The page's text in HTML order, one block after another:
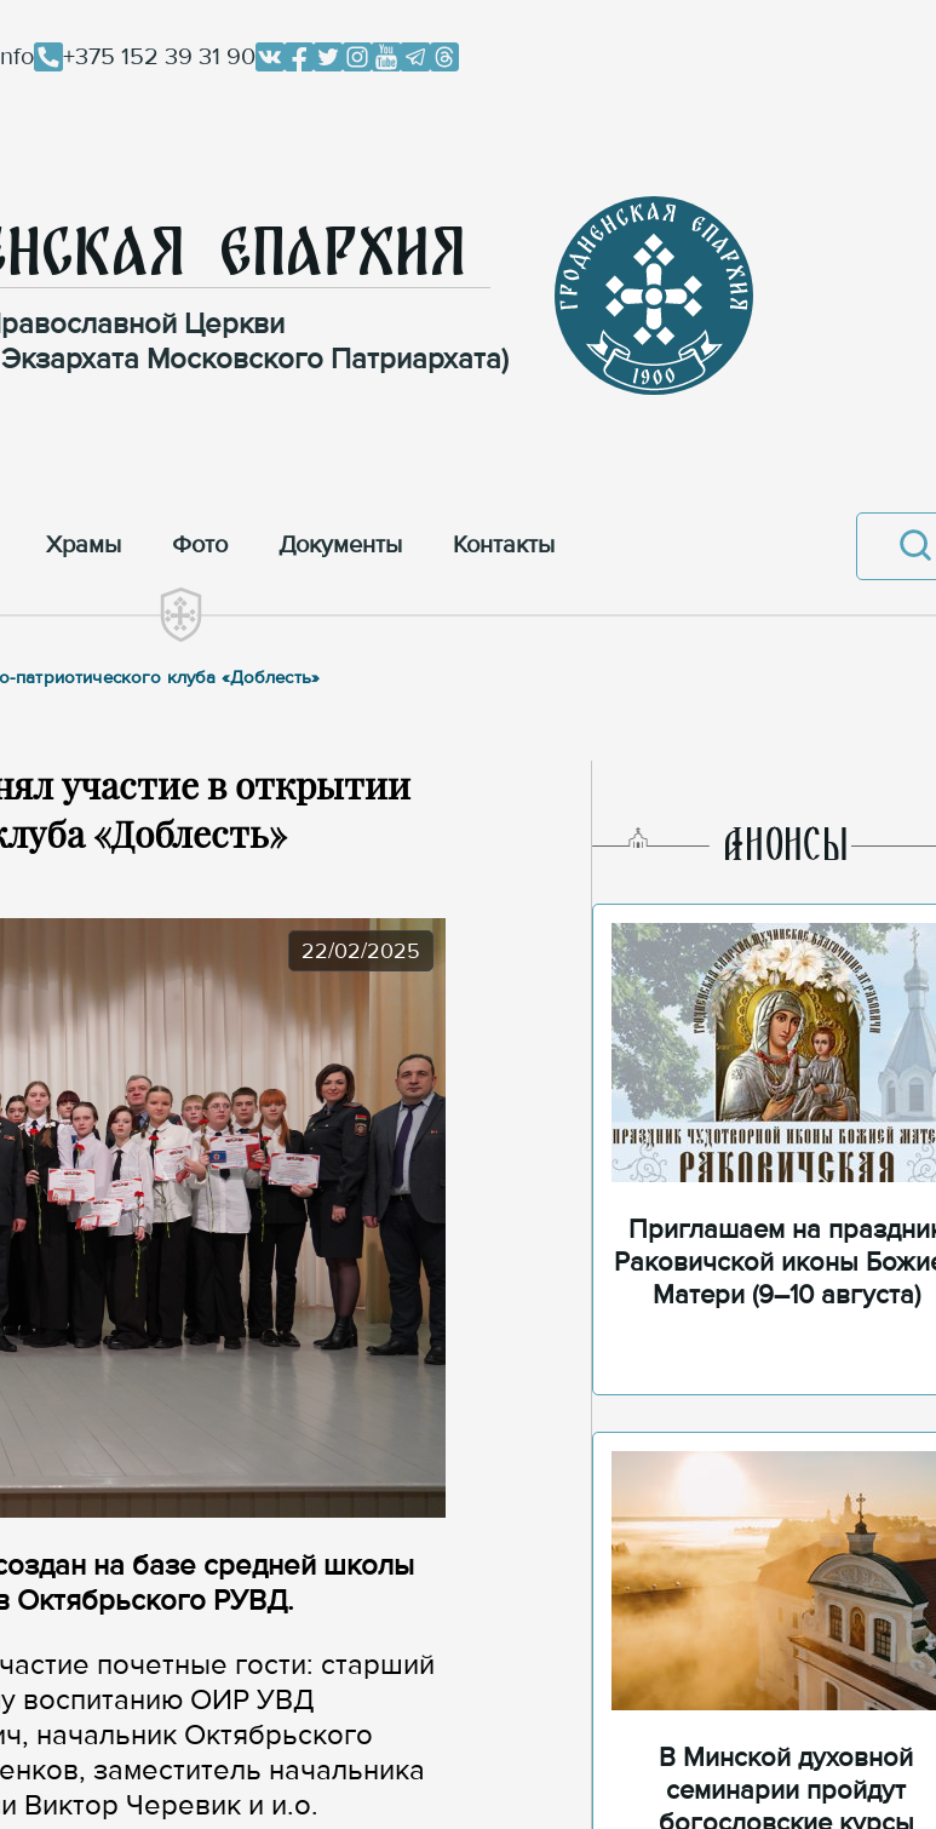
+375 152 39 31 90
Епархия
Церкви
Московского Патриархата)
Храмы Фото Документы Контакты
клуба «Доблесть»
участие в открытии
«Доблесть»
22/02/2025
на базе средней школы
Октябрьского РУВД.
почетные гости: старший
воспитанию ОИР УВД
начальник Октябрьского
заместитель начальника
Виктор Черевик и и.о.
AНОНСЫ
Приглашаем на
Раковичской иконы
Матери (9–10 августа)
В Минской духовной
семинарии пройдут